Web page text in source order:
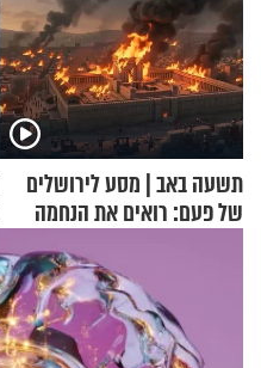
תשעה באב | מסע לירושלים
של פעם: רואים את הנחמה